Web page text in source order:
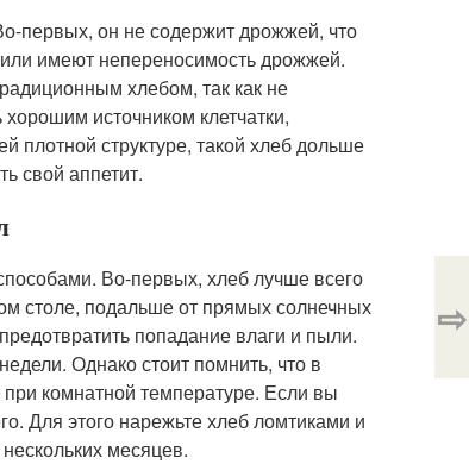
первых, он не содержит дрожжей, что
имеют непереносимость дрожжей.
хлебом, так как не
источником клетчатки,
плотной структуре, такой хлеб дольше
свой аппетит.
Во-первых, хлеб лучше всего
столе, подальше от прямых солнечных
попадание влаги и пыли.
Однако стоит помнить, что в
комнатной температуре. Если вы
Для этого нарежьте хлеб ломтиками и
месяцев.
⇨